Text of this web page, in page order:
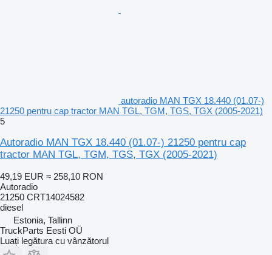
autoradio MAN TGX 18.440 (01.07-)
21250 pentru cap tractor MAN TGL, TGM, TGS, TGX (2005-2021)
5
Autoradio MAN TGX 18.440 (01.07-) 21250 pentru cap
tractor MAN TGL, TGM, TGS, TGX (2005-2021)
49,19 EUR ≈ 258,10 RON
Autoradio
21250 CRT14024582
diesel
Estonia, Tallinn
TruckParts Eesti OÜ
Luați legătura cu vânzătorul